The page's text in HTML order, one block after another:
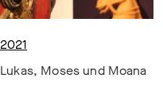
Moses und Moana